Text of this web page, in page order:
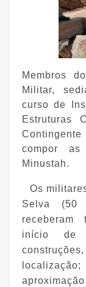
Membros
Militar,
curso de
Estruturas
compor
Minustah.
Os
Selva (50
receberam
início de